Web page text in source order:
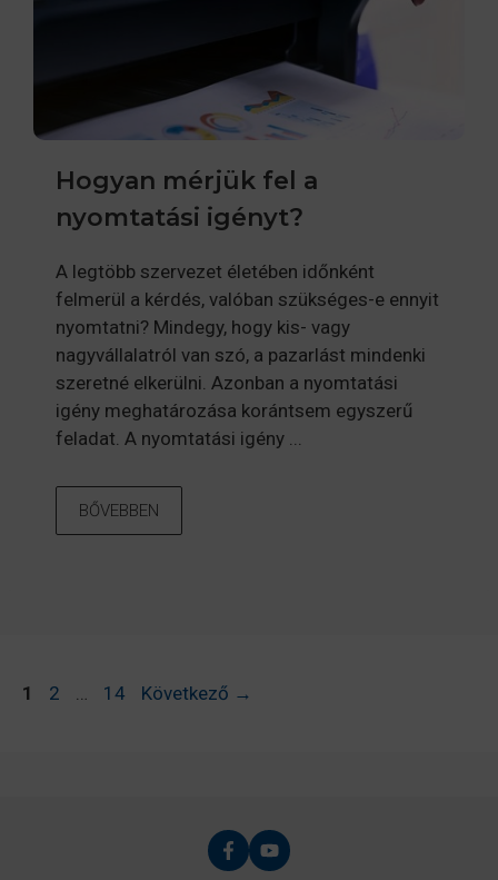
Hogyan mérjük fel a
nyomtatási igényt?
A legtöbb szervezet életében időnként
felmerül a kérdés, valóban szükséges-e ennyit
nyomtatni? Mindegy, hogy kis- vagy
nagyvállalatról van szó, a pazarlást mindenki
szeretné elkerülni. Azonban a nyomtatási
igény meghatározása korántsem egyszerű
feladat. A nyomtatási igény ...
BŐVEBBEN
Oldal
1 Oldal
2 Oldal
14 Következő →